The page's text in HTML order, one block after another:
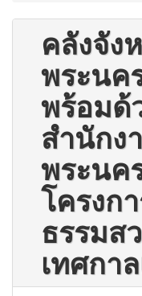
คลังจัง
พระนค
พร้อมด้
สำนักง
พระนค
โครงก
ธรรมส
เทศกา